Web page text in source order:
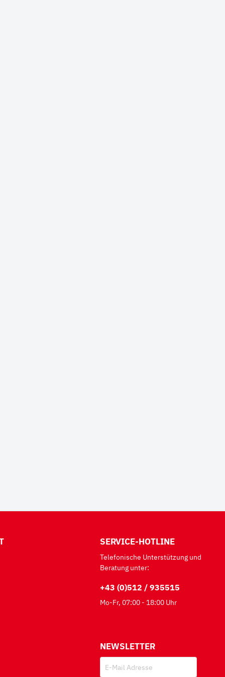
SERVICE-HOTLINE
Telefonische Unterstützung und
Beratung unter:
+43 (0)512 / 935515
Mo-Fr, 07:00 - 18:00 Uhr
NEWSLETTER